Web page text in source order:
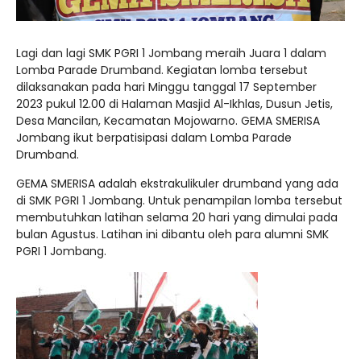
Lagi dan lagi SMK PGRI 1 Jombang meraih Juara 1 dalam
Lomba Parade Drumband. Kegiatan lomba tersebut
dilaksanakan pada hari Minggu tanggal 17 September
2023 pukul 12.00 di Halaman Masjid Al-Ikhlas, Dusun Jetis,
Desa Mancilan, Kecamatan Mojowarno. GEMA SMERISA
Jombang ikut berpatisipasi dalam Lomba Parade
Drumband.
GEMA SMERISA adalah ekstrakulikuler drumband yang ada
di SMK PGRI 1 Jombang. Untuk penampilan lomba tersebut
membutuhkan latihan selama 20 hari yang dimulai pada
bulan Agustus. Latihan ini dibantu oleh para alumni SMK
PGRI 1 Jombang.